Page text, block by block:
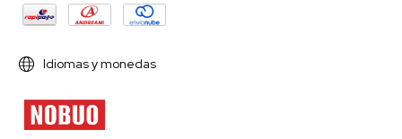
Idiomas y monedas